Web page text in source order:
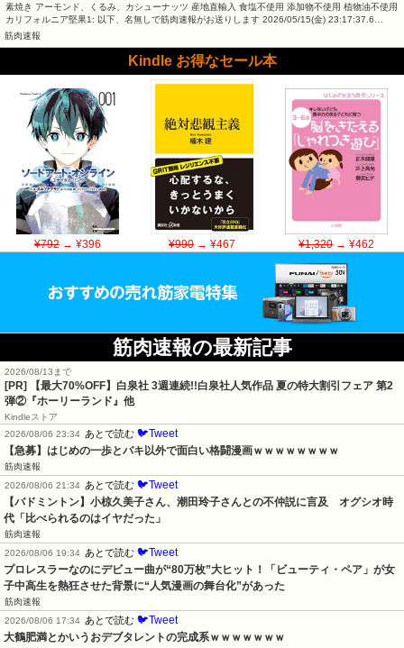
素焼き アーモンド、くるみ、カシューナッツ 産地直輸入 食塩不使用 添加物不使用 植物油不使用
カリフォルニア堅果1: 以下、名無しで筋肉速報がお送りします 2026/05/15(金) 23:17:37.6…
筋肉速報
Kindle お得なセール本
¥792→ ¥396 ¥990→ ¥467 ¥1,320→ ¥462
筋肉速報の最新記事
2026/08/13まで
[PR] 【最大70%OFF】白泉社 3週連続!!白泉社人気作品 夏の特大割引フェア 第2
弾②『ホーリーランド』他
Kindleストア
2026/08/06 23:34 あとで読む 🐦Tweet
【急募】はじめの一歩とバキ以外で面白い格闘漫画ｗｗｗｗｗｗｗｗ
筋肉速報
2026/08/06 21:34 あとで読む 🐦Tweet
【バドミントン】小椋久美子さん、潮田玲子さんとの不仲説に言及　オグシオ時
代「比べられるのはイヤだった」
筋肉速報
2026/08/06 19:34 あとで読む 🐦Tweet
プロレスラーなのにデビュー曲が“80万枚”大ヒット！「ビューティ・ペア」が女
子中高生を熱狂させた背景に“人気漫画の舞台化”があった
筋肉速報
2026/08/06 17:34 あとで読む 🐦Tweet
大鶴肥満とかいうおデブタレントの完成系ｗｗｗｗｗｗｗ